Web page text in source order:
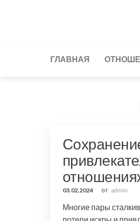
ГЛАВНАЯ
03.02.2024 от admin
Многие пары